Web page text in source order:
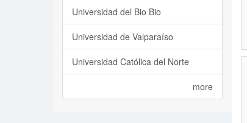
Universidad del Bio Bio
Universidad de Valparaíso
Universidad Católica del Norte
more